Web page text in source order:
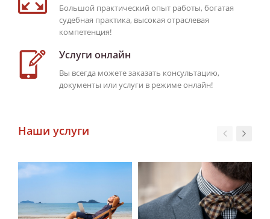
Большой практический опыт работы, богатая
судебная практика, высокая отраслевая
компетенция!
Услуги онлайн
Вы всегда можете заказать консультацию,
документы или услуги в режиме онлайн!
Наши услуги